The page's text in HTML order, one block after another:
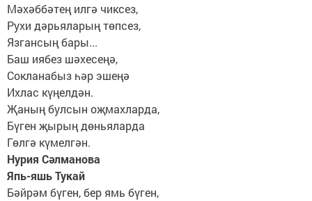
Мәхәббәтең илгә чиксез,
Рухи дәрьяларың төпсез,
Язгансың бары...
Баш иябез шәхесеңә,
Сокланабыз һәр эшеңә
Ихлас күңелдән.
Җаның булсын оҗмахларда,
Бүген җырың дөньяларда
Гөлгә күмелгән.
Нурия Сәлманова
Япь-яшь Тукай
Бәйрәм бүген, бер ямь бүген,